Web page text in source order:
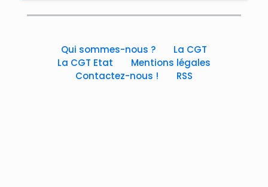
Qui sommes-nous ?
La CGT
La CGT Etat
Mentions légales
Contactez-nous !
RSS